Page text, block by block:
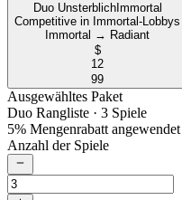
Duo UnsterblichImmortal
Competitive in Immortal-Lobbys
Immortal → Radiant
$
12
99
Ausgewähltes Paket
Duo Rangliste · 3 Spiele
5% Mengenrabatt angewendet
Anzahl der Spiele